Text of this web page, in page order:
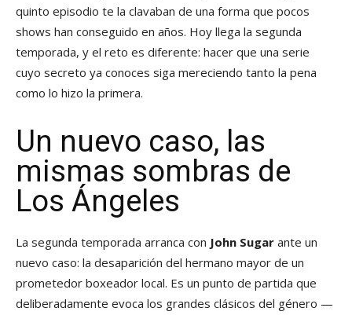
quinto episodio te la clavaban de una forma que pocos
shows han conseguido en años. Hoy llega la segunda
temporada, y el reto es diferente: hacer que una serie
cuyo secreto ya conoces siga mereciendo tanto la pena
como lo hizo la primera.
Un nuevo caso, las
mismas sombras de
Los Ángeles
La segunda temporada arranca con John Sugar ante un
nuevo caso: la desaparición del hermano mayor de un
prometedor boxeador local. Es un punto de partida que
deliberadamente evoca los grandes clásicos del género —